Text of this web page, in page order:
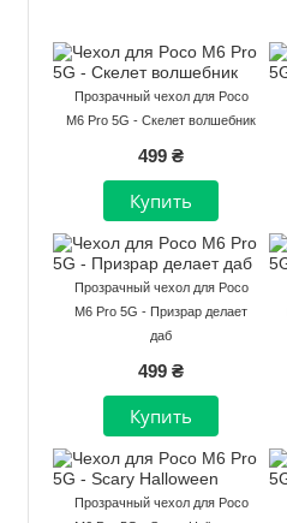
Прозрачный чехол для Poco
M6 Pro 5G - Скелет волшебник
499 ₴
Прозрачный чехол для Poco
M6 Pro 5G - Призрар делает
даб
499 ₴
Прозрачный чехол для Poco